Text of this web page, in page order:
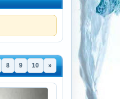
8 9 10 »